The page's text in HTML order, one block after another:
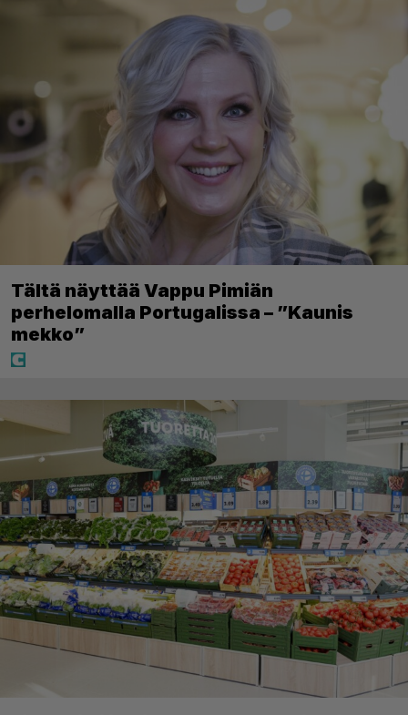
Tältä näyttää Vappu Pimiän
perhelomalla Portugalissa – ”Kaunis
mekko”